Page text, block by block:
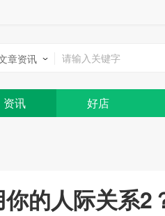
章资讯
资讯 好店
的人际关系2